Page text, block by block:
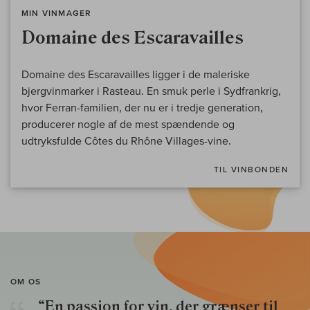
MIN VINMAGER
Domaine des Escaravailles
Domaine des Escaravailles ligger i de maleriske
bjergvinmarker i Rasteau. En smuk perle i Sydfrankrig,
hvor Ferran-familien, der nu er i tredje generation,
producerer nogle af de mest spændende og
udtryksfulde Côtes du Rhône Villages-vine.
TIL VINBONDEN
OM OS
“En passion for vin, der grænser til